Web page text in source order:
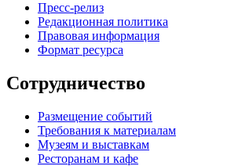
Пресс-релиз
Редакционная политика
Правовая информация
Формат ресурса
Сотрудничество
Размещение событий
Требования к материалам
Музеям и выставкам
Ресторанам и кафе